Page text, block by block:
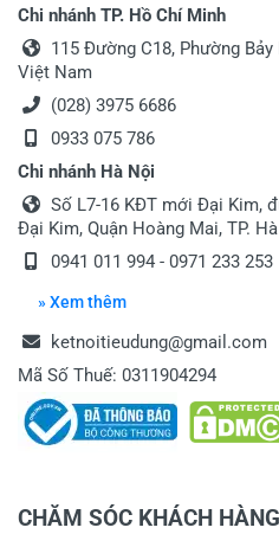
Chi nhánh TP. Hồ Chí Minh
115 Đường C18, Phường
Việt Nam
(028) 3975 6686
0933 075 786
Chi nhánh Hà Nội
Số L7-16 KĐT mới Đại Kim,
Đại Kim, Quận Hoàng Mai, TP.
0941 011 994 - 0971 233 253
» Xem thêm
ketnoitieudung@gmail.com
Mã Số Thuế: 0311904294
CHĂM SÓC KHÁCH HÀNG